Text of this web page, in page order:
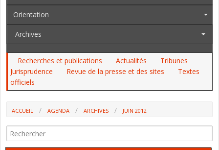
Orientation
Archives
Recherches et publications Actualités
Tribunes
Jurisprudence
Revue de la presse et des sites
Textes
officiels
ACCUEIL AGENDA ARCHIVES JUIN 2012